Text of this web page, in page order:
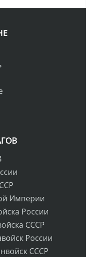
Империи
России
СССР
России
СССР